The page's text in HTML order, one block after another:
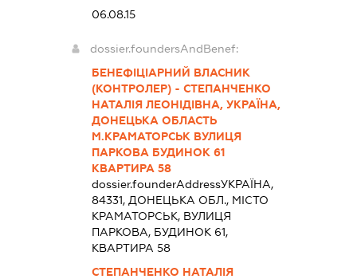
06.08.15
dossier.foundersAndBenef:
БЕНЕФІЦІАРНИЙ ВЛАСНИК
(КОНТРОЛЕР) - СТЕПАНЧЕНКО
НАТАЛІЯ ЛЕОНІДІВНА, УКРАЇНА,
ДОНЕЦЬКА ОБЛАСТЬ
М.КРАМАТОРСЬК ВУЛИЦЯ
ПАРКОВА БУДИНОК 61
КВАРТИРА 58
dossier.founderAddressУКРАЇНА,
84331, ДОНЕЦЬКА ОБЛ., МІСТО
КРАМАТОРСЬК, ВУЛИЦЯ
ПАРКОВА, БУДИНОК 61,
КВАРТИРА 58
СТЕПАНЧЕНКО НАТАЛІЯ